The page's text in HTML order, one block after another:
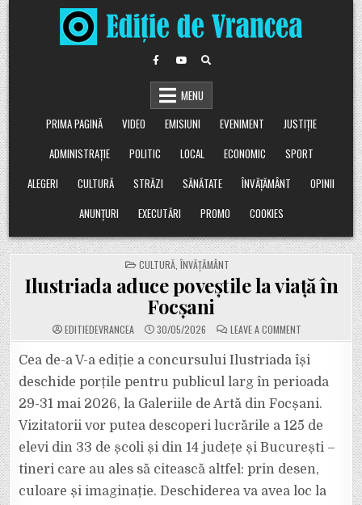
Skip
to
content
MENU
PRIMA PAGINĂ
VIDEO EMISIUNI EVENIMENT
JUSTIȚIE
ADMINISTRAȚIE
POLITIC LOCAL ECONOMIC
SPORT
ALEGERI
CULTURĂ STRĂZI SĂNĂTATE ÎNVĂȚĂMÂNT
OPINII
ANUNȚURI
EXECUTĂRI PROMO COOKIES
POSTED
IN
CULTURĂ, ÎNVĂȚĂMÂNT
Ilustriada aduce poveștile la viață în
Focșani
EDITIEDEVRANCEA 30/05/2026 LEAVE A COMMENT
ILUSTRIADA
POVEȘTILE
LA
VIAȚĂ
ÎN
FOCȘANI
Cea de-a V-a ediție a concursului Ilustriada își
deschide porțile pentru publicul larg în perioada
29-31 mai 2026, la Galeriile de Artă din Focșani.
Vizitatorii vor putea descoperi lucrările a 125 de
elevi din 33 de școli și din 14 județe și București –
tineri care au ales să citească altfel: prin desen,
culoare și imaginație. Deschiderea va avea loc la